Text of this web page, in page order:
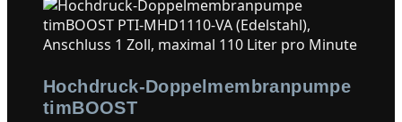
Hochdruck-Doppelmembranpumpe
timBOOST